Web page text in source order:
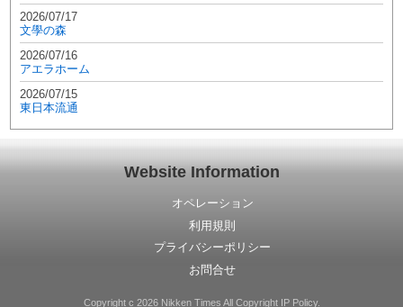
2026/07/17
文學の森
2026/07/16
アエラホーム
2026/07/15
東日本流通
Website Information
オペレーション
利用規則
プライバシーポリシー
お問合せ
Copyright c 2026 Nikken Times All Copyright IP Policy.